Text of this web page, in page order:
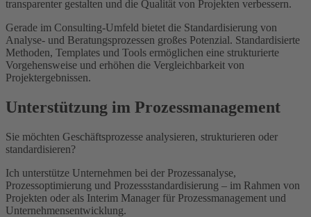
transparenter gestalten und die Qualität von Projekten verbessern.
Gerade im Consulting-Umfeld bietet die Standardisierung von
Analyse- und Beratungsprozessen großes Potenzial. Standardisierte
Methoden, Templates und Tools ermöglichen eine strukturierte
Vorgehensweise und erhöhen die Vergleichbarkeit von
Projektergebnissen.
Unterstützung im Prozessmanagement
Sie möchten Geschäftsprozesse analysieren, strukturieren oder
standardisieren?
Ich unterstütze Unternehmen bei der Prozessanalyse,
Prozessoptimierung und Prozessstandardisierung – im Rahmen von
Projekten oder als Interim Manager für Prozessmanagement und
Unternehmensentwicklung.